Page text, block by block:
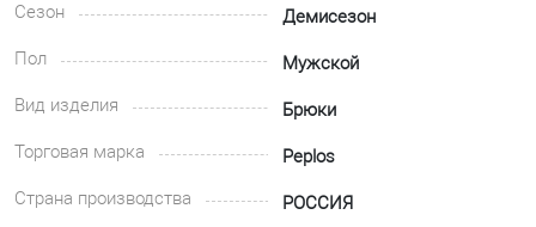
Сезон
Демисезон
Пол
Мужской
Вид изделия
Брюки
Торговая марка
Peplos
Страна производства
РОССИЯ